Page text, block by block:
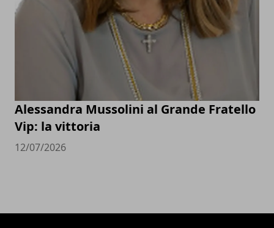
Alessandra Mussolini al Grande Fratello
Vip: la vittoria
12/07/2026